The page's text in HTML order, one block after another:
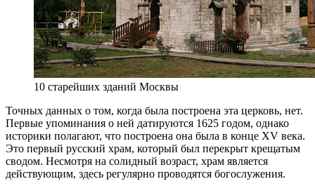
10 старейших зданий Москвы
Точных данных о том, когда была построена эта церковь, нет.
Первые упоминания о ней датируются 1625 годом, однако
историки полагают, что построена она была в конце XV века.
Это первый русский храм, который был перекрыт крещатым
сводом. Несмотря на солидный возраст, храм является
действующим, здесь регулярно проводятся богослужения.